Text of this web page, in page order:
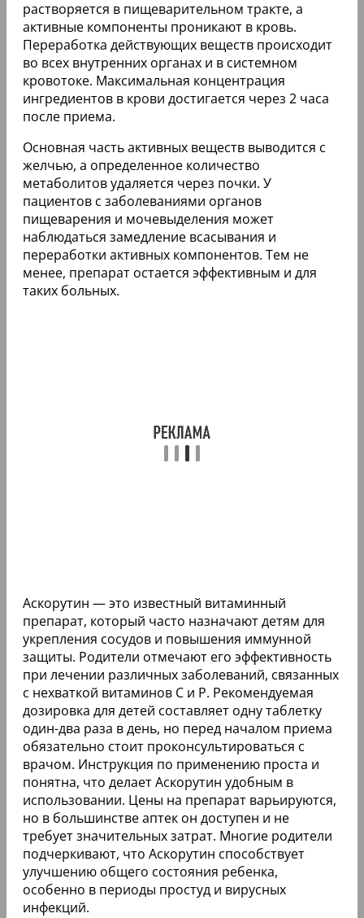
растворяется в пищеварительном тракте, а
активные компоненты проникают в кровь.
Переработка действующих веществ происходит
во всех внутренних органах и в системном
кровотоке. Максимальная концентрация
ингредиентов в крови достигается через 2 часа
после приема.
Основная часть активных веществ выводится с
желчью, а определенное количество
метаболитов удаляется через почки. У
пациентов с заболеваниями органов
пищеварения и мочевыделения может
наблюдаться замедление всасывания и
переработки активных компонентов. Тем не
менее, препарат остается эффективным и для
таких больных.
Аскорутин — это известный витаминный
препарат, который часто назначают детям для
укрепления сосудов и повышения иммунной
защиты. Родители отмечают его эффективность
при лечении различных заболеваний, связанных
с нехваткой витаминов С и Р. Рекомендуемая
дозировка для детей составляет одну таблетку
один-два раза в день, но перед началом приема
обязательно стоит проконсультироваться с
врачом. Инструкция по применению проста и
понятна, что делает Аскорутин удобным в
использовании. Цены на препарат варьируются,
но в большинстве аптек он доступен и не
требует значительных затрат. Многие родители
подчеркивают, что Аскорутин способствует
улучшению общего состояния ребенка,
особенно в периоды простуд и вирусных
инфекций.